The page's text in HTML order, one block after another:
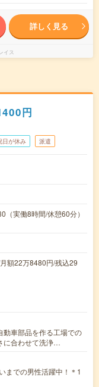
詳しく見る
イス
円
日が休み 派遣
（実働8時間/休憩60分）
額22万8480円/残込29
動車部品を作る工場での
に合わせて洗浄…
までの男性活躍中！＊1